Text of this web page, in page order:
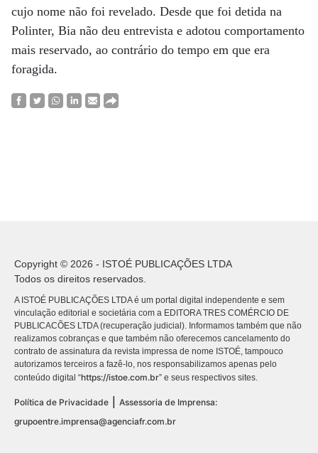
cujo nome não foi revelado. Desde que foi detida na
Polinter, Bia não deu entrevista e adotou comportamento
mais reservado, ao contrário do tempo em que era
foragida.
Copyright © 2026 - ISTOÉ PUBLICAÇÕES LTDA
Todos os direitos reservados.
A ISTOÉ PUBLICAÇÕES LTDA é um portal digital independente e sem
vinculação editorial e societária com a EDITORA TRES COMÉRCIO DE
PUBLICACÕES LTDA (recuperação judicial). Informamos também que não
realizamos cobranças e que também não oferecemos cancelamento do
contrato de assinatura da revista impressa de nome ISTOÉ, tampouco
autorizamos terceiros a fazê-lo, nos responsabilizamos apenas pelo
conteúdo digital “https://istoe.com.br” e seus respectivos sites.
Política de Privacidade
Assessoria de Imprensa:
grupoentre.imprensa@agenciafr.com.br